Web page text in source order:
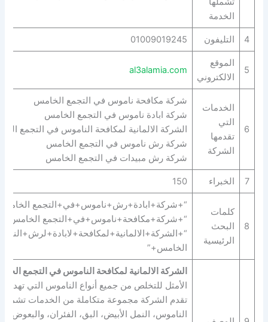
الخدمة
4 التليفون 01009019245
5
الموقع
الالكتروني
al3alamia.com
6
الخدمات
التي
تقدمها
الشركة
شركة مكافحة ناموس في التجمع الخامس
شركة ابادة ناموس في التجمع الخامس
الشركة الالمانية لمكافحة الناموس في التجمع
شركة رش ناموس في التجمع الخامس
شركة رش مبيدات في التجمع الخامس
7 الخبراء 150
8
كلمات
البحث
الرئيسية
“+شركة+ابادة+رش+ناموس+في+التجمع
“+شركة+مكافحة+ناموس+في+التجمع
الخامس+”
الشركة الالمانية لمكافحة الناموس في التجمع
الأمثل للتخلص من جميع أنواع الناموس التي
تقدم الشركة مجموعة متكاملة من الخدمات تشمل
الناموس، النمل الأبيض، البق، الفئران، والبعوض